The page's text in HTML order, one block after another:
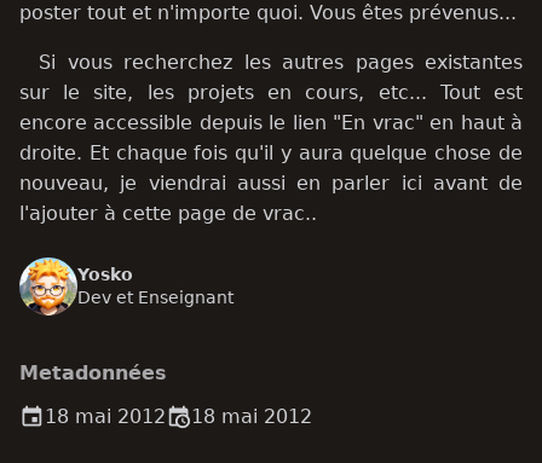
n
l
e
h
e
Yosko
Dev et Enseignant
Metadonnées
18 mai 2012
18 mai 2012
poster tout et n'importe quoi. Vous êtes prévenus...
Si vous recherchez les autres pages existantes
sur le site, les projets en cours, etc... Tout est
encore accessible depuis le lien "En vrac" en haut à
droite. Et chaque fois qu'il y aura quelque chose de
nouveau, je viendrai aussi en parler ici avant de
l'ajouter à cette page de vrac..